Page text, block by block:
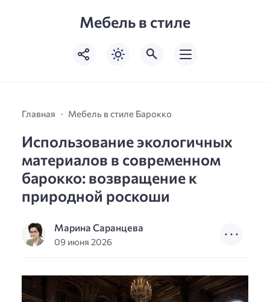
Мебель в стиле
Главная Мебель в стиле Барокко
Использование экологичных
материалов в современном
барокко: возвращение к
природной роскоши
Марина Саранцева
09 июня 2026